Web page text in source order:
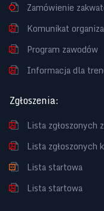
Zamówienie
Komunikat
Program zawodów
Informacja dla
Zgłoszenia:
Lista zgłoszonych
Lista zgłoszonych
Lista startowa
Lista startowa